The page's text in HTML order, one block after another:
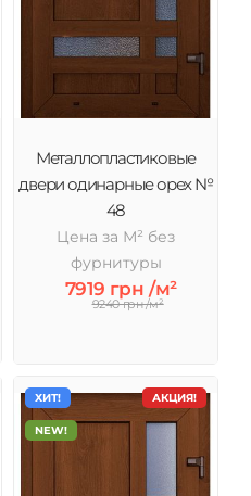
Металлопластиковые
двери одинарные орех №
48
Цена за М² без
фурнитуры
7919 грн /м²
9240 грн /м²
АКЦИЯ!
ХИТ!
NEW!